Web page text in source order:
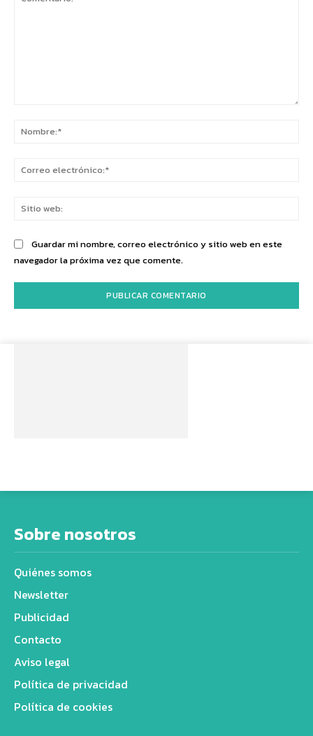
Guardar mi nombre, correo electrónico y sitio web en este
navegador la próxima vez que comente.
Sobre nosotros
Quiénes somos
Newsletter
Publicidad
Contacto
Aviso legal
Política de privacidad
Política de cookies